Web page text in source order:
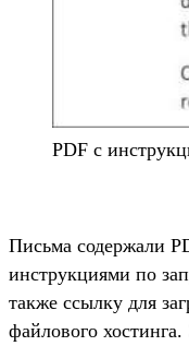
PDF с
Письма содержали
инструкциями по
также ссылку для
файлового